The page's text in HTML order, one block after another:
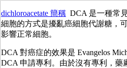
dichloroacetate 簡稱 DCA 是一種常
細胞的方式是擾亂癌細胞代謝糖，
影響正常細胞。
DCA 對癌症的效果是 Evangelos
DCA 申請專利。由於沒有專利，藥